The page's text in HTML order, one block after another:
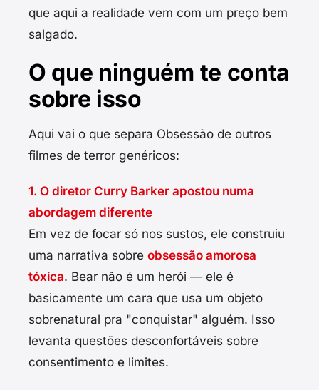
que aqui a realidade vem com um preço bem
salgado.
O que ninguém te conta
sobre isso
Aqui vai o que separa Obsessão de outros
filmes de terror genéricos:
1. O diretor Curry Barker apostou numa
abordagem diferente
Em vez de focar só nos sustos, ele construiu
uma narrativa sobre obsessão amorosa
tóxica. Bear não é um herói — ele é
basicamente um cara que usa um objeto
sobrenatural pra "conquistar" alguém. Isso
levanta questões desconfortáveis sobre
consentimento e limites.